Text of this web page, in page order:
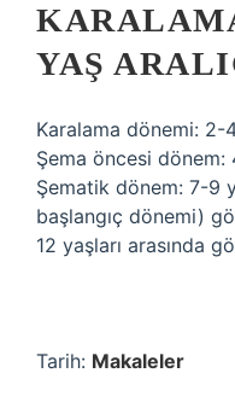
YAŞ
Karalama dönemi: 2-
Şema öncesi dönem:
Şematik dönem: 7-9
başlangıç ​​dönemi)
12 yaşları arasında
Tarih: Makaleler